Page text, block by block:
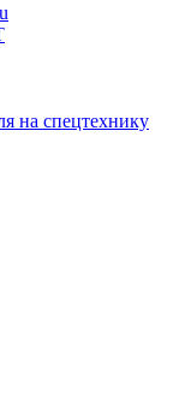
на спецтехнику